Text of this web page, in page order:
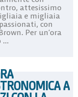
attesissimo
e migliaia
con
Per un’ora
A